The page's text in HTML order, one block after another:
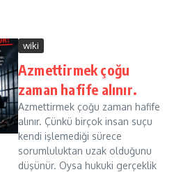
wiki
Azmettirmek çoğu
zaman hafife alınır.
Azmettirmek çoğu zaman hafife
alınır. Çünkü birçok insan suçu
kendi işlemediği sürece
sorumluluktan uzak olduğunu
düşünür. Oysa hukuki gerçeklik